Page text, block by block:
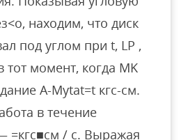
находим, что диск
под углом при t, LP ,
тот момент, когда MK
A-Mytat=t кгс-см.
в течение
=кгс■см / с. Выражая